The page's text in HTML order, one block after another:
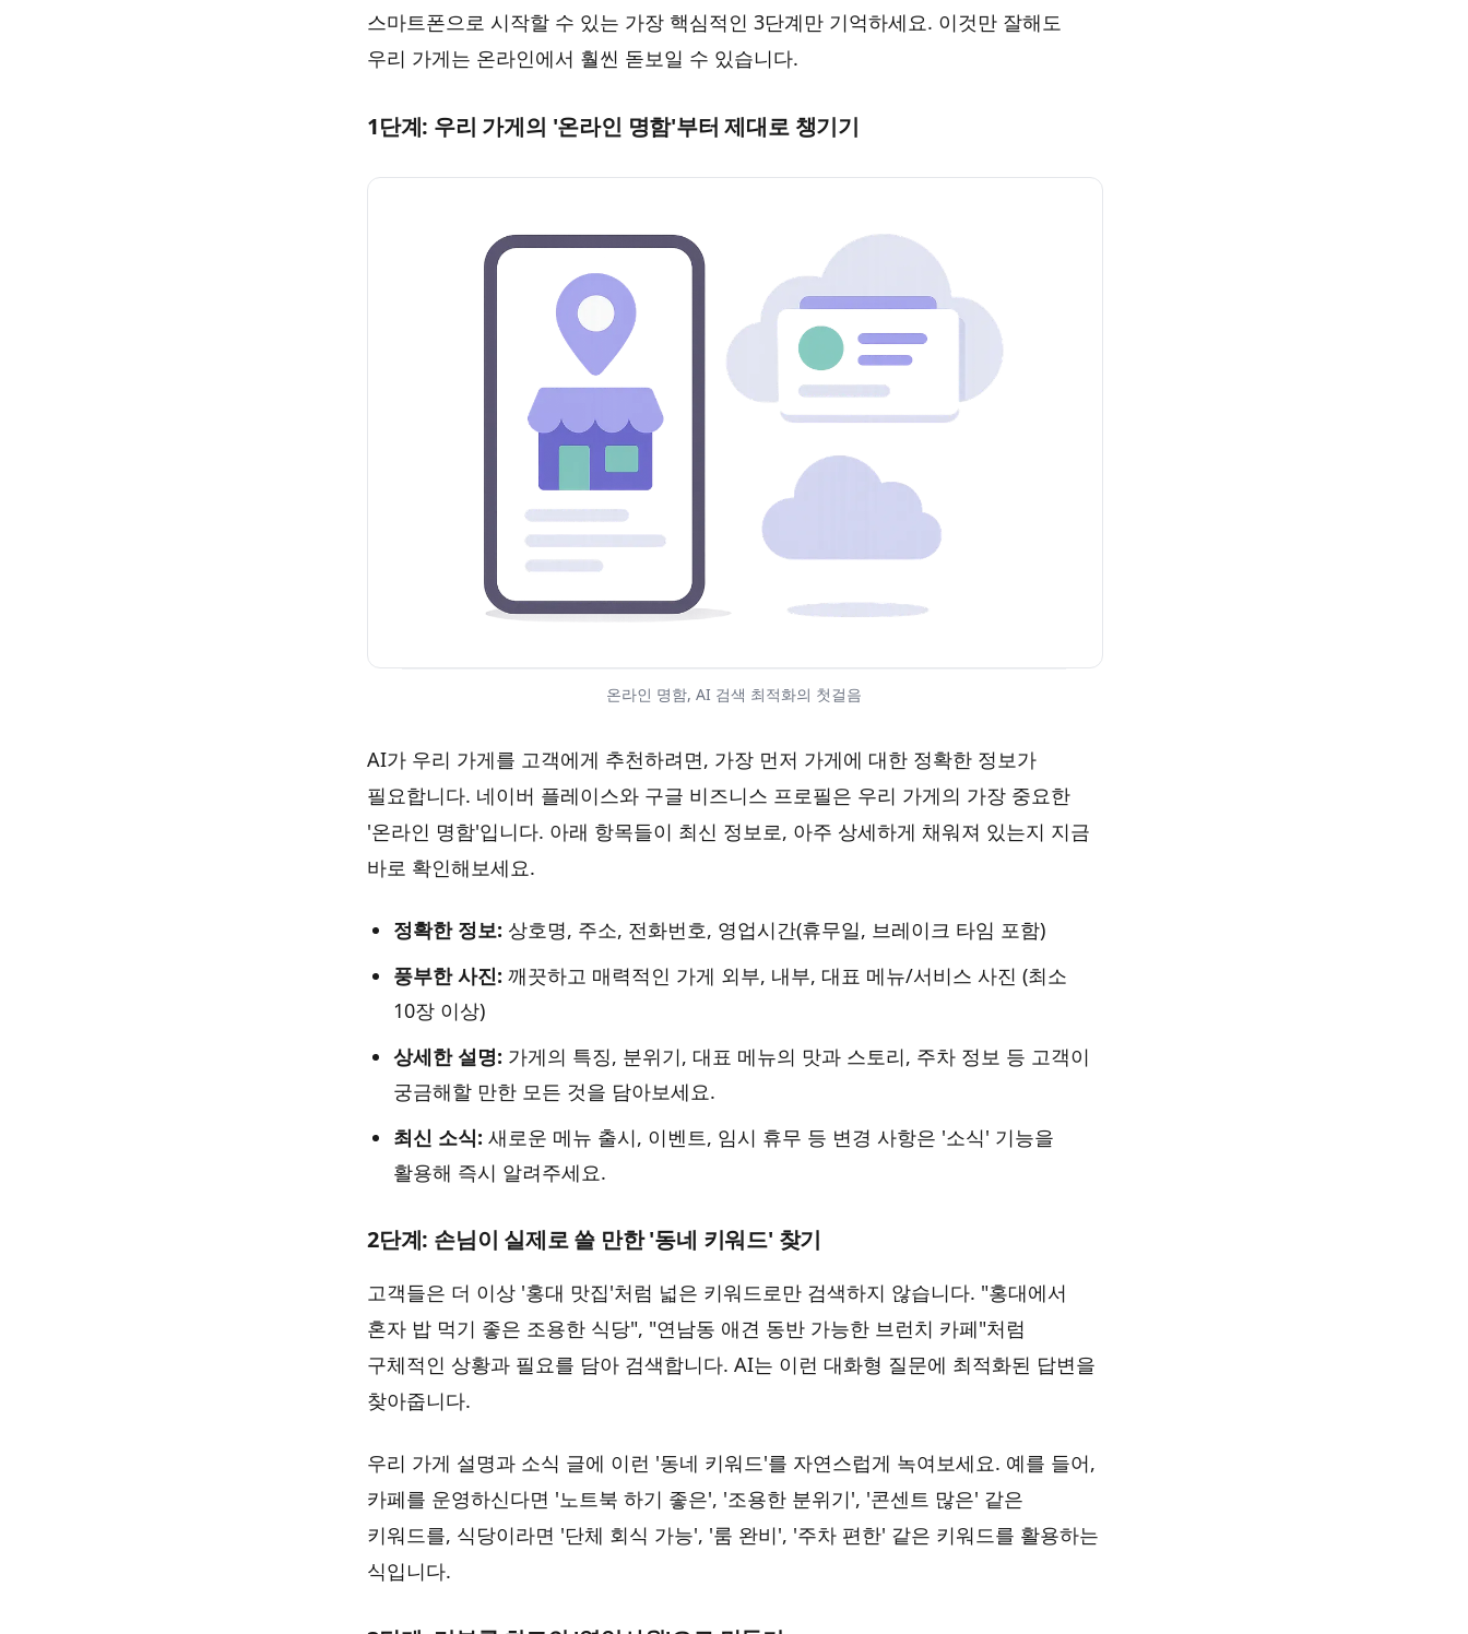
스마트폰으로 시작할 수 있는 가장 핵심적인 3단계만 기억하세요. 이것만 잘해도
우리 가게는 온라인에서 훨씬 돋보일 수 있습니다.
1단계: 우리 가게의 '온라인 명함'부터 제대로 챙기기
온라인 명함, AI 검색 최적화의 첫걸음
AI가 우리 가게를 고객에게 추천하려면, 가장 먼저 가게에 대한 정확한 정보가
필요합니다. 네이버 플레이스와 구글 비즈니스 프로필은 우리 가게의 가장 중요한
'온라인 명함'입니다. 아래 항목들이 최신 정보로, 아주 상세하게 채워져 있는지 지금
바로 확인해보세요.
정확한 정보: 상호명, 주소, 전화번호, 영업시간(휴무일, 브레이크 타임 포함)
풍부한 사진: 깨끗하고 매력적인 가게 외부, 내부, 대표 메뉴/서비스 사진 (최소
10장 이상)
상세한 설명: 가게의 특징, 분위기, 대표 메뉴의 맛과 스토리, 주차 정보 등 고객이
궁금해할 만한 모든 것을 담아보세요.
최신 소식: 새로운 메뉴 출시, 이벤트, 임시 휴무 등 변경 사항은 '소식' 기능을
활용해 즉시 알려주세요.
2단계: 손님이 실제로 쓸 만한 '동네 키워드' 찾기
고객들은 더 이상 '홍대 맛집'처럼 넓은 키워드로만 검색하지 않습니다. "홍대에서
혼자 밥 먹기 좋은 조용한 식당", "연남동 애견 동반 가능한 브런치 카페"처럼
구체적인 상황과 필요를 담아 검색합니다. AI는 이런 대화형 질문에 최적화된 답변을
찾아줍니다.
우리 가게 설명과 소식 글에 이런 '동네 키워드'를 자연스럽게 녹여보세요. 예를 들어,
카페를 운영하신다면 '노트북 하기 좋은', '조용한 분위기', '콘센트 많은' 같은
키워드를, 식당이라면 '단체 회식 가능', '룸 완비', '주차 편한' 같은 키워드를 활용하는
식입니다.